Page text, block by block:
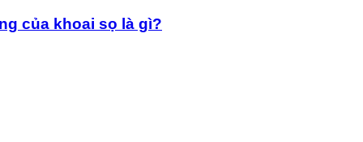
của khoai sọ là gì?